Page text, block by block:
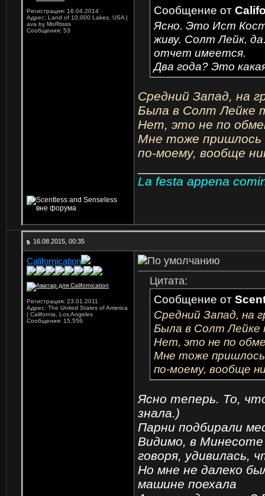
Регистрация: 16.04.2014
Адрес: Land of 10,000 Lakes, USA |
ava by MoRtisss
Сообщения: 53
Сообщение от
Ясно. Это Ист
живу. Солт Лейк,
отчет имеется.
Два года? Это
Средний Запад, на
Была в Солт Лейке
Нет, это не по
Мне тоже пришлось
по-моему, вообще
La festa appena
16.08.2015, 00:35
Californication
Регистрация: 23.01.2011
Адрес: The United States of America
| California, Los Angeles
Сообщения: 15,556
Цитата:
Сообщение от
Средний Запад, на
Была в Солт Лейке
Нет, это не по
Мне тоже пришлось
по-моему, вообще
Ясно теперь. То,
знала.)
Парни подбирали
Видимо, в
говоря, удивилась,
Но мне не далеко
машине поехала